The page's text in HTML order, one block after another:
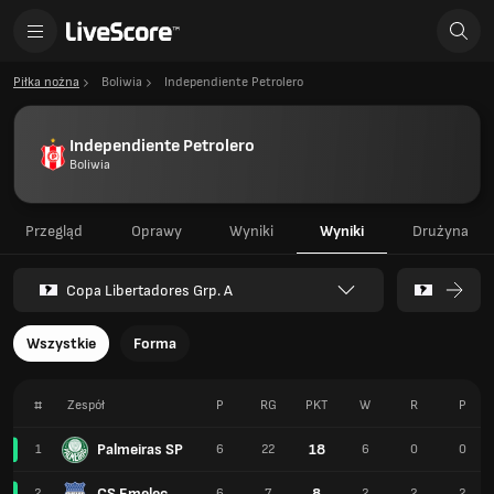
Piłka nożna Boliwia Independiente Petrolero
Independiente Petrolero
Boliwia
Przegląd Oprawy Wyniki Wyniki Drużyna
Copa Libertadores Grp. A
Wszystkie Forma
# Zespół
1 Palmeiras SP
P RG PKT W R P
6 22 18 6 0 0